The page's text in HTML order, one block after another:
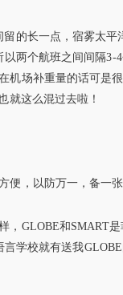
的长一点，宿雾太
以两个航班之间间隔
机场补重量的话可是
就这么混过去啦！
便，以防万一，备一
，GLOBE和SMART
言学校就有送我